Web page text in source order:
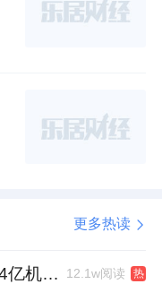
更多热读
家居卖场首单！居然之家24亿机构间REITs获深交所无异议函 12.1w阅读 热